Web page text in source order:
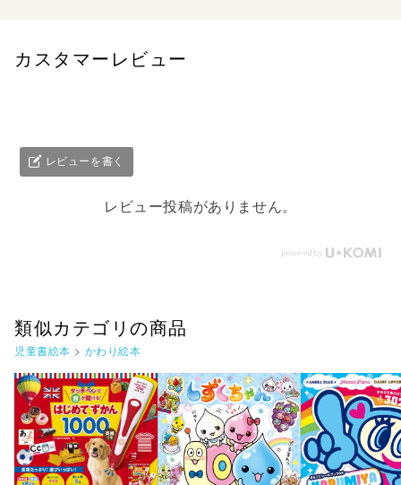
カスタマーレビュー
レビューを書く
レビュー投稿がありません。
類似カテゴリの商品
児童書絵本 > かわり絵本